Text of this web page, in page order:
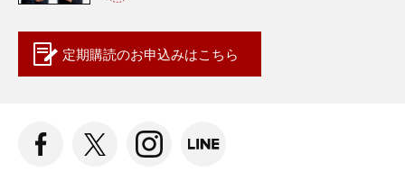
定期購読のお申込みはこちら